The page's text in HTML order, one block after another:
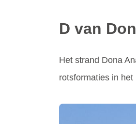
D van
Het strand Dona
rotsformaties in